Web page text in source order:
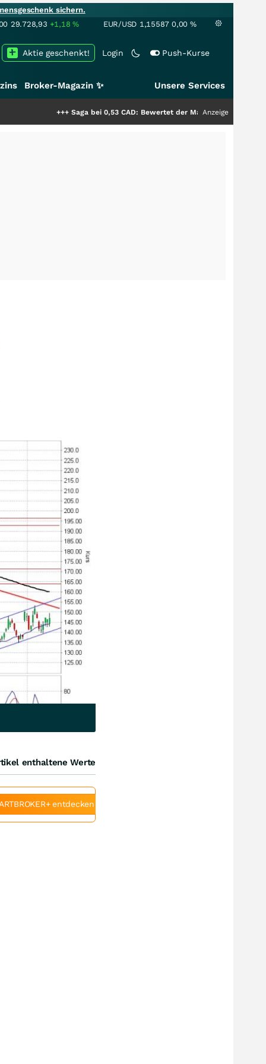
sichern.
29.728,93 +1,18% EUR/USD 1,15587 0,00 %
Login Push-Kurse
Aktie geschenkt!
Broker-Magazin ✨ Unsere Services
Saga bei 0,53 CAD: Bewertet der Markt noch immer nur die
Anzeige
enthaltene Werte
entdecken